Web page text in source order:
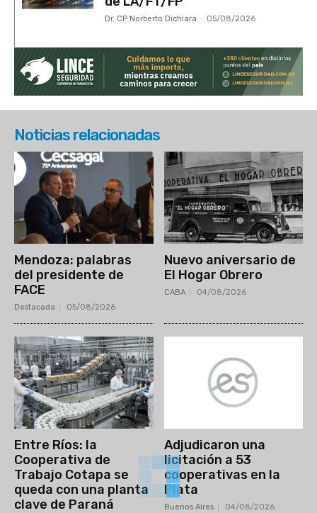
Dr. CP Norberto Dichiara - 05/08/2026
Noticias relacionadas
Mendoza: palabras
del presidente de
FACE
Destacada 05/08/2026
Nuevo aniversario de
El Hogar Obrero
CABA 04/08/2026
Entre Ríos: la
Cooperativa de
Trabajo Cotapa se
queda con una planta
clave de Paraná
Adjudicaron una
licitación a 53
cooperativas en la
Plata
Buenos Aires 04/08/2026